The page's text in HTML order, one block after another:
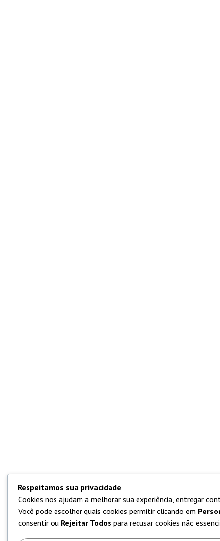
Respeitamos sua privacidade
Cookies nos ajudam a melhorar sua experiência, entregar
Você pode escolher quais cookies permitir clicando em
consentir ou Rejeitar Todos para recusar cookies não